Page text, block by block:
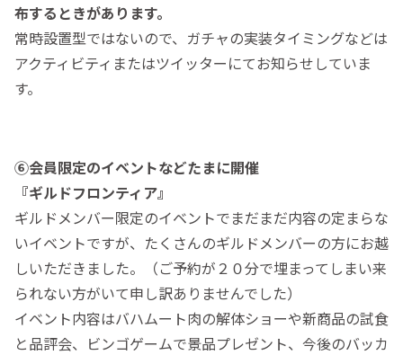
布するときがあります。
常時設置型ではないので、ガチャの実装タイミングなどは
アクティビティまたはツイッターにてお知らせしていま
す。
⑥会員限定のイベントなどたまに開催
『ギルドフロンティア』
ギルドメンバー限定のイベントでまだまだ内容の定まらな
いイベントですが、たくさんのギルドメンバーの方にお越
しいただきました。（ご予約が２０分で埋まってしまい来
られない方がいて申し訳ありませんでした）
イベント内容はバハムート肉の解体ショーや新商品の試食
と品評会、ビンゴゲームで景品プレゼント、今後のバッカ